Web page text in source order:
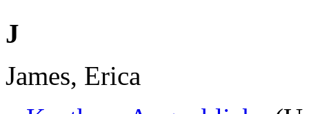
J
James, Erica